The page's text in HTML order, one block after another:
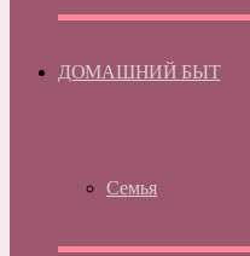
ДОМАШНИЙ БЫТ
Семья